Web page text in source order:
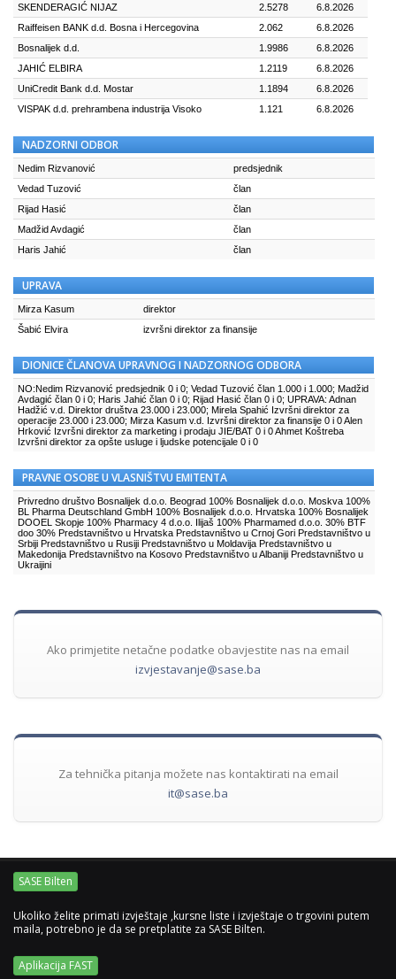
SKENDERAGIĆ NIJAZ
2.5278
6.8.2026
Raiffeisen BANK d.d. Bosna i Hercegovina
2.062
6.8.2026
Bosnalijek d.d.
1.9986
6.8.2026
JAHIĆ ELBIRA
1.2119
6.8.2026
UniCredit Bank d.d. Mostar
1.1894
6.8.2026
VISPAK d.d. prehrambena industrija Visoko
1.121 6.8.2026
NADZORNI ODBOR
Nedim Rizvanović
predsjednik
Vedad Tuzović
član
Rijad Hasić
član
Madžid Avdagić
član
Haris Jahić
član
UPRAVA
Mirza Kasum
direktor
Šabić Elvira
izvršni direktor za finansije
DIONICE ČLANOVA UPRAVNOG I NADZORNOG ODBORA
NO:Nedim Rizvanović predsjednik 0 i 0; Vedad Tuzović član 1.000 i 1.000; Madžid
Avdagić član 0 i 0; Haris Jahić član 0 i 0; Rijad Hasić član 0 i 0; UPRAVA: Adnan
Hadžić v.d. Direktor društva 23.000 i 23.000; Mirela Spahić Izvršni direktor za
operacije 23.000 i 23.000; Mirza Kasum v.d. Izvršni direktor za finansije 0 i 0 Alen
Hrković Izvršni direktor za marketing i prodaju JIE/BAT 0 i 0 Ahmet Koštreba
Izvršni direktor za opšte usluge i ljudske potencijale 0 i 0
PRAVNE OSOBE U VLASNIŠTVU EMITENTA
Privredno društvo Bosnalijek d.o.o. Beograd 100% Bosnalijek d.o.o. Moskva 100%
BL Pharma Deutschland GmbH 100% Bosnalijek d.o.o. Hrvatska 100% Bosnalijek
DOOEL Skopje 100% Pharmacy 4 d.o.o. Ilijaš 100% Pharmamed d.o.o. 30% BTF
doo 30% Predstavništvo u Hrvatska Predstavništvo u Crnoj Gori Predstavništvo u
Srbiji Predstavništvo u Rusiji Predstavništvo u Moldavija Predstavništvo u
Makedonija Predstavništvo na Kosovo Predstavništvo u Albaniji Predstavništvo u
Ukraijini
Ako primjetite netačne podatke obavjestite nas na email
izvjestavanje@sase.ba
Za tehnička pitanja možete nas kontaktirati na email
it@sase.ba
SASE Bilten
Ukoliko želite primati izvještaje ,kursne liste i izvještaje o trgovini putem
maila, potrebno je da se pretplatite za SASE Bilten.
Aplikacija FAST